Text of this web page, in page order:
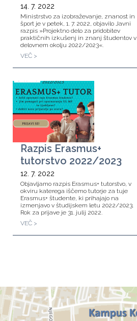
14. 7. 2022
Ministrstvo za izobraževanje, znanost in
šport je v petek, 1. 7. 2022, objavilo Javni
razpis »Projektno delo za pridobitev
praktičnih izkušenj in znanj študentov v
delovnem okolju 2022/2023«.
VEČ >
Razpis Erasmus+
tutorstvo 2022/2023
12. 7. 2022
Objavljamo razpis Erasmus+ tutorstvo, v
okviru katerega iščemo tutorje za tuje
Erasmus+ študente, ki prihajajo na
izmenjavo v študijskem letu 2022/2023.
Rok za prijave je 31. julij 2022.
VEČ >